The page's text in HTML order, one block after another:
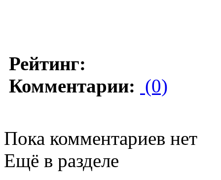
Рейтинг:
Комментарии: (0)
Пока комментариев нет
Ещё в разделе